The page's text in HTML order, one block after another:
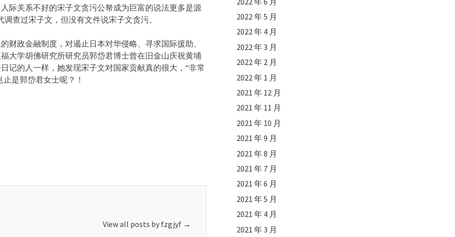
际关系不好的宋子文贪污公帑成为巨富的说法更多是源
查过宋子文，但没有文件说宋子文贪污。
财政金融制度，对遏止日本对华侵略、寻求国际援助、
大学胡佛研究所研究员郭岱君博士曾在旧金山庆祝黄埔
记的人一样，她发现宋子文对国家贡献真的很大，“非常
是郭岱君女士呢？！
View all posts by fzgjyf →
2022 年 5 月
2022 年 4 月
2022 年 3 月
2022 年 2 月
2022 年 1 月
2021 年 12 月
2021 年 11 月
2021 年 10 月
2021 年 9 月
2021 年 8 月
2021 年 7 月
2021 年 6 月
2021 年 5 月
2021 年 4 月
2021 年 3 月